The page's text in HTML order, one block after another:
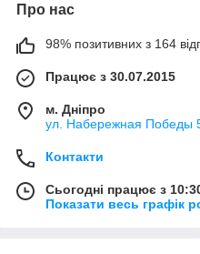
Про нас
98% позитивних з 164
Працює з 30.07.2015
м. Дніпро
ул. Набережная Победы
Контакти
Сьогодні працює з
Показати весь графік